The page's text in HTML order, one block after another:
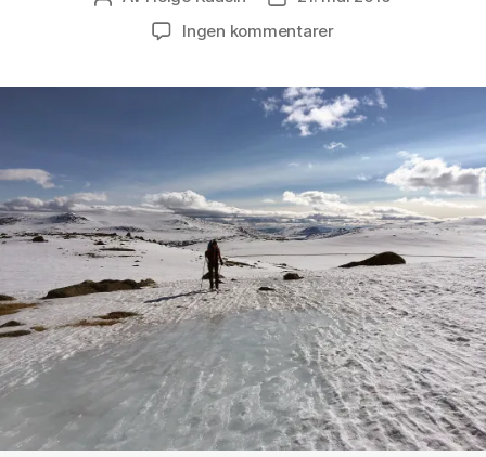
Ingen kommentarertil
til
Rasletinden